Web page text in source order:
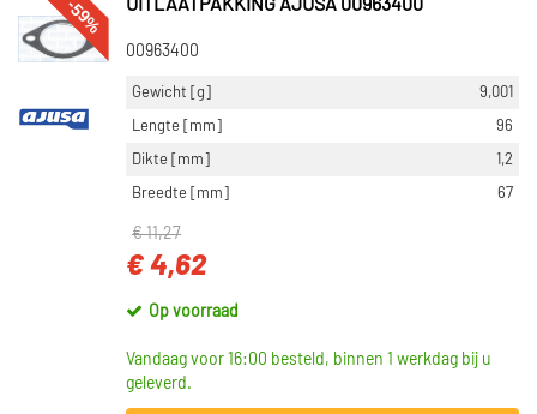
-59% UITLAATPAKKING AJUSA 00963400
00963400
Gewicht [g]
9,001
Lengte [mm]
96
Dikte [mm]
1,2
Breedte [mm]
67
€ 11,27
€ 4,62
Op voorraad
Vandaag voor 16:00 besteld, binnen 1 werkdag bij u
geleverd.